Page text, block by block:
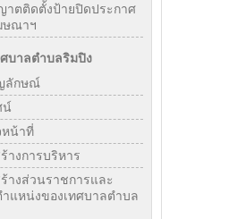
าตติดตั้งป้ายปิดประกาศ
ษณาฯ
ศบาลตำบลริมปิง
ลักษณ์
น์
หน้าที่
างการบริหาร
ร้างส่วนราชการและ
แหน่งของเทศบาลตำบล